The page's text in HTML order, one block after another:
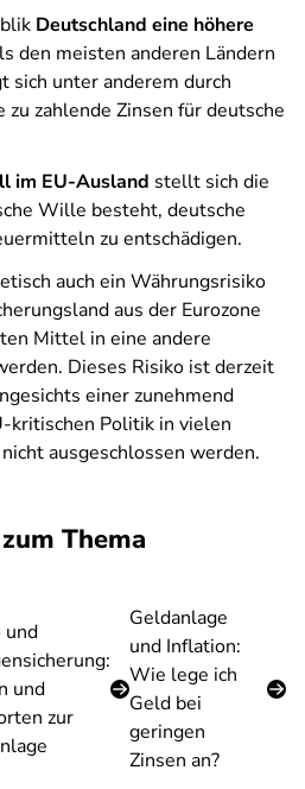
Deutschland eine höhere
den meisten anderen Ländern
sich unter anderem durch
zahlende Zinsen für deutsche
im EU-Ausland stellt sich die
Wille besteht, deutsche
zu entschädigen.
auch ein Währungsrisiko
aus der Eurozone
Mittel in eine andere
Dieses Risiko ist derzeit
einer zunehmend
kritischen Politik in vielen
ausgeschlossen werden.
Thema
und
und
zur
Geldanlage
und Inflation:
Wie lege ich
Geld bei
geringen
Zinsen an?